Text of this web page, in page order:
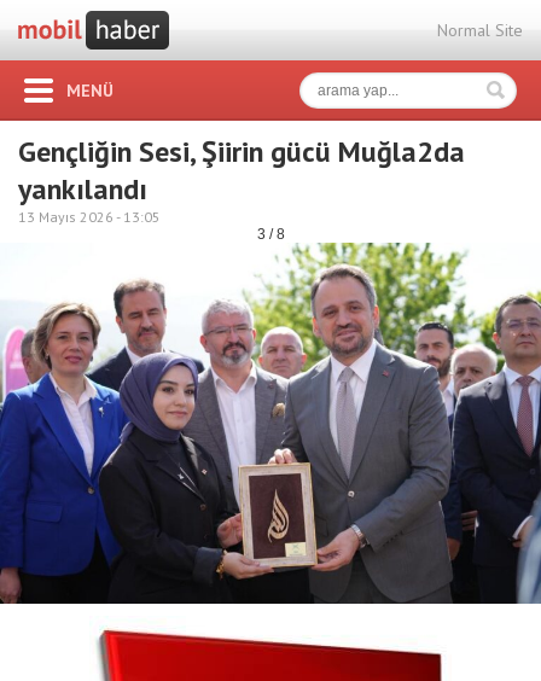
Normal Site
MENÜ
Gençliğin Sesi, Şiirin gücü Muğla2da
yankılandı
13 Mayıs 2026 - 13:05
3 / 8